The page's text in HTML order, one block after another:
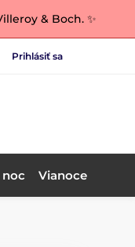
& Boch. ✨
Prihlásiť sa
Vianoce